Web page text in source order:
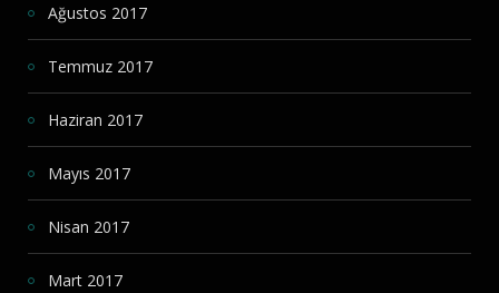
Ağustos 2017
Temmuz 2017
Haziran 2017
Mayıs 2017
Nisan 2017
Mart 2017